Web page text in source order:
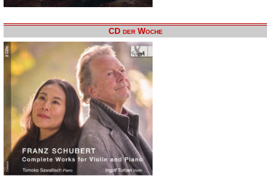
CD der Woche